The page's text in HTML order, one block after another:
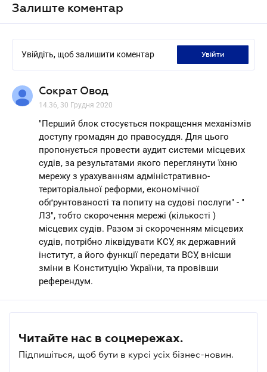
Залиште коментар
Увійдіть, щоб залишити коментар увійти
Сократ Овод
14.36, 30 Грудня 2020
"Перший блок стосується покращення механізмів
доступу громадян до правосуддя. Для цього
пропонується провести аудит системи місцевих
судів, за результатами якого переглянути їхню
мережу з урахуванням адміністративно-
територіальної реформи, економічної
обґрунтованості та попиту на судові послуги" - "
ЛЗ", тобто скорочення мережі (кількості )
місцевих судів. Разом зі скороченням місцевих
судів, потрібно ліквідувати КСУ, як державний
інститут, а його функції передати ВСУ, внісши
зміни в Конституцію України, та провівши
референдум.
Читайте нас в соцмережах.
Підпишіться, щоб бути в курсі усіх бізнес-новин.